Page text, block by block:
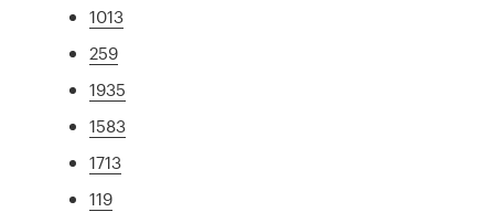
1013
259
1935
1583
1713
119